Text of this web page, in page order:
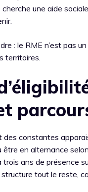
cherche une aide
: le RME n’est pas
territoires.
constantes
être en alternance
ans de présence
tout le reste,